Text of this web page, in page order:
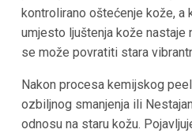
kontrolirano oštećenje kože, a
umjesto ljuštenja kože nastaje
se može povratiti stara
Nakon procesa kemijskog
ozbiljnog smanjenja ili
odnosu na staru kožu.